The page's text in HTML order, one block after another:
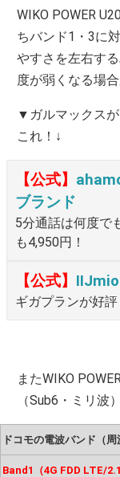
WIKO POWER
ちバンド1・3に
やすさを左右す
度が弱くなる場合
▼ガルマックス
これ！↓
【公式】
ブランド
5分通話は何度で
も4,950円！
【公式】 IIJmio
ギガプランが好
またWIKO
（Sub6・ミリ波
ドコモの電波バンド（周
Band1（4G FDD LTE/